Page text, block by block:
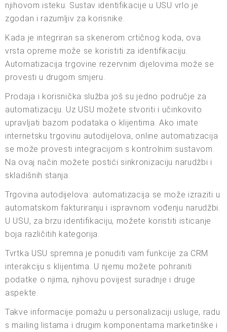
njihovom isteku. Sustav identifikacije u USU vrlo je
zgodan i razumljiv za korisnike.
Kada je integriran sa skenerom crtičnog koda, ova
vrsta opreme može se koristiti za identifikaciju.
Automatizacija trgovine rezervnim dijelovima može se
provesti u drugom smjeru.
Prodaja i korisnička služba još su jedno područje za
automatizaciju. Uz USU možete stvoriti i učinkovito
upravljati bazom podataka o klijentima. Ako imate
internetsku trgovinu autodijelova, online automatizacija
se može provesti integracijom s kontrolnim sustavom.
Na ovaj način možete postići sinkronizaciju narudžbi i
skladišnih stanja.
Trgovina autodijelova: automatizacija se može izraziti u
automatskom fakturiranju i ispravnom vođenju narudžbi.
U USU, za brzu identifikaciju, možete koristiti isticanje
boja različitih kategorija.
Tvrtka USU spremna je ponuditi vam funkcije za CRM
interakciju s klijentima. U njemu možete pohraniti
podatke o njima, njihovu povijest suradnje i druge
aspekte.
Takve informacije pomažu u personalizaciji usluge, radu
s mailing listama i drugim komponentama marketinške i